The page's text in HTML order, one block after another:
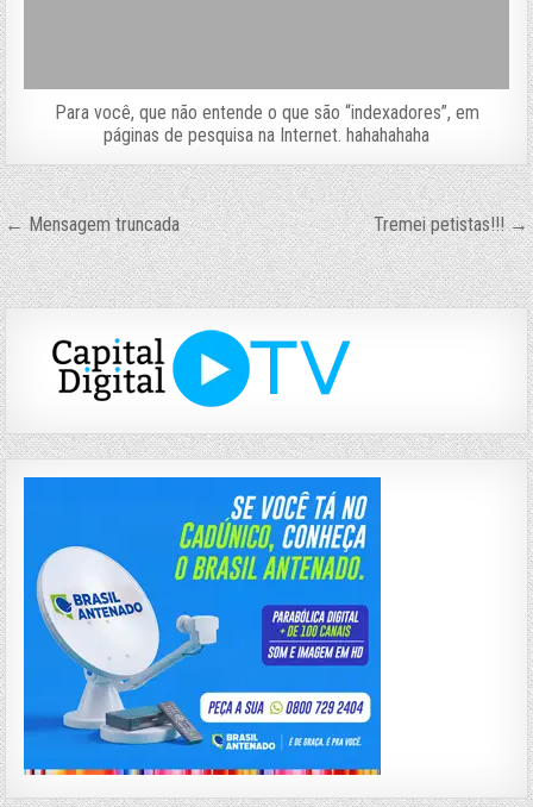
Para você, que não entende o que são “indexadores”, em
páginas de pesquisa na Internet. hahahahaha
Navegação
de
Post
← Mensagem truncada Tremei petistas!!! →